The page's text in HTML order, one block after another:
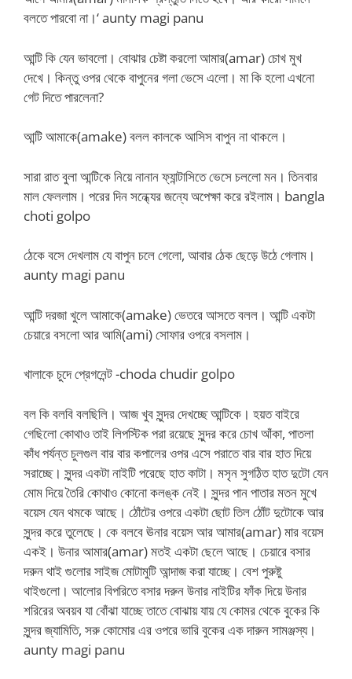
বলতে পারবো না।‘ aunty magi panu
আন্টি কি যেন ভাবলো। বোঝার চেষ্টা করলো আমার(amar) চোখ মুখ
দেখে। কিন্তু ওপর থেকে বাপুনের গলা ভেসে এলো। মা কি হলো এখনো
গেট দিতে পারলেনা?
আন্টি আমাকে(amake) বলল কালকে আসিস বাপুন না থাকলে।
সারা রাত বুলা আন্টিকে নিয়ে নানান ফ্যান্টাসিতে ভেসে চললো মন। তিনবার
মাল ফেললাম। পরের দিন সন্ধ্যের জন্যে অপেক্ষা করে রইলাম। bangla
choti golpo
ঠেকে বসে দেখলাম যে বাপুন চলে গেলো, আবার ঠেক ছেড়ে উঠে গেলাম।
aunty magi panu
আন্টি দরজা খুলে আমাকে(amake) ভেতরে আসতে বলল। আন্টি একটা
চেয়ারে বসলো আর আমি(ami) সোফার ওপরে বসলাম।
খালাকে চুদে প্রেগনেন্ট -choda chudir golpo
বল কি বলবি বলছিলি। আজ খুব সুন্দর দেখচ্ছে আন্টিকে। হয়ত বাইরে
গেছিলো কোথাও তাই লিপস্টিক পরা রয়েছে সুন্দর করে চোখ আঁকা, পাতলা
কাঁধ পর্যন্ত চুলগুল বার বার কপালের ওপর এসে পরাতে বার বার হাত দিয়ে
সরাচ্ছে। সুন্দর একটা নাইটি পরেছে হাত কাটা। মসৃন সুগঠিত হাত দুটো যেন
মোম দিয়ে তৈরি কোথাও কোনো কলঙ্ক নেই। সুন্দর পান পাতার মতন মুখে
বয়েস যেন থমকে আছে। ঠোঁটের ওপরে একটা ছোট তিল ঠোঁট দুটোকে আর
সুন্দর করে তুলেছে। কে বলবে ঊনার বয়েস আর আমার(amar) মার বয়েস
একই। উনার আমার(amar) মতই একটা ছেলে আছে। চেয়ারে বসার
দরুন থাই গুলোর সাইজ মোটামুটি আন্দাজ করা যাচ্ছে। বেশ পুরুষ্টু
থাইগুলো। আলোর বিপরিতে বসার দরুন উনার নাইটির ফাঁক দিয়ে উনার
শরিরের অবয়ব যা বোঁঝা যাচ্ছে তাতে বোঝায় যায় যে কোমর থেকে বুকের কি
সুন্দর জ্যামিতি, সরু কোমোর এর ওপরে ভারি বুকের এক দারুন সামঞ্জস্য।
aunty magi panu